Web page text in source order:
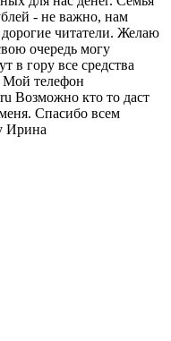
- не важно, нам
читатели. Желаю
очередь могу
в гору все средства
Мой телефон
Возможно кто то даст
Спасибо всем
Ирина